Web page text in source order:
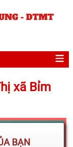
xã Bỉm
BẠN